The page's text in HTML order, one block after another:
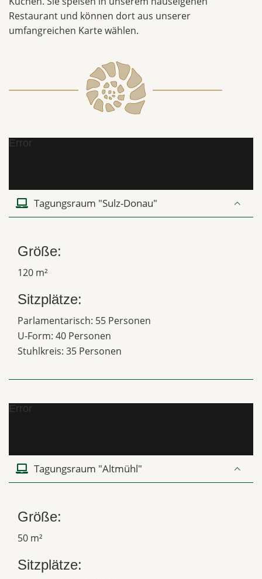
Restaurant und können dort aus unserer
umfangreichen Karte wählen.
Error
Tagungsraum "Sulz-Donau"
Größe:
120 m²
Sitzplätze:
Parlamentarisch: 55 Personen
U-Form: 40 Personen
Stuhlkreis: 35 Personen
Error
Tagungsraum "Altmühl"
Größe:
50 m²
Sitzplätze: